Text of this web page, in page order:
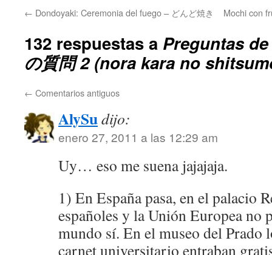
← Dondoyaki: Ceremonia del fuego – どんど焼き Mochi con
132 respuestas a Preguntas
の質問 2 (nora kara no
← Comentarios antiguos
AlySudijo:
enero 27, 2011 a las 12:29 am
Uy… eso me suena jajajaja.
1) En España pasa, en el palacio
españoles y la Unión Europea no
mundo sí. En el museo del Prado
carnet universitario entraban